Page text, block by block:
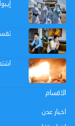
الاقسام
اخبار عدن